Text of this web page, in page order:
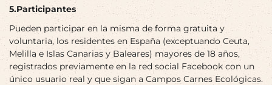
5.Participantes
Pueden participar en la misma de forma gratuita y
voluntaria, los residentes en España (exceptuando Ceuta,
Melilla e Islas Canarias y Baleares) mayores de 18 años,
registrados previamente en la red social Facebook con un
único usuario real y que sigan a Campos Carnes Ecológicas.